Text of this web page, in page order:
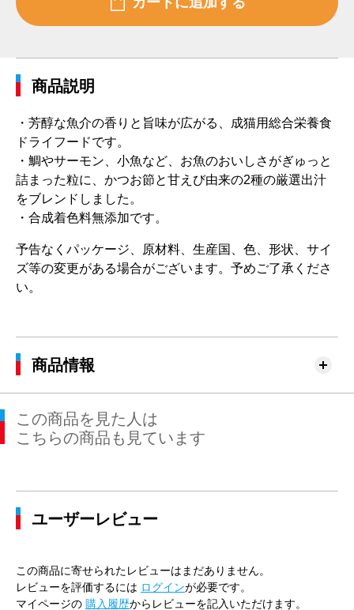
商品説明
・芳醇な魚介の香りと旨味が広がる、成猫用総合栄養食
ドライフードです。
・鯛やサーモン、小魚など、お魚のおいしさがぎゅっと
詰まった粒に、かつお節と甘えび由来の2種の厳選出汁
をブレンドしました。
・合成着色料無添加です。
予告なくパッケージ、原材料、生産国、色、形状、サイ
ズ等の変更がある場合がございます。予めご了承くださ
い。
商品情報
この商品を見た人は
こちらの商品も見ています
ユーザーレビュー
この商品に寄せられたレビューはまだありません。
レビューを評価するには ログインが必要です。
マイページの 購入履歴からレビューを記入いただけます。